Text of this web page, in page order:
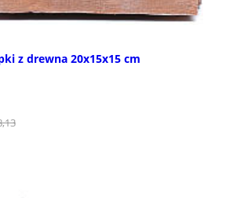
z drewna 20x15x15 cm